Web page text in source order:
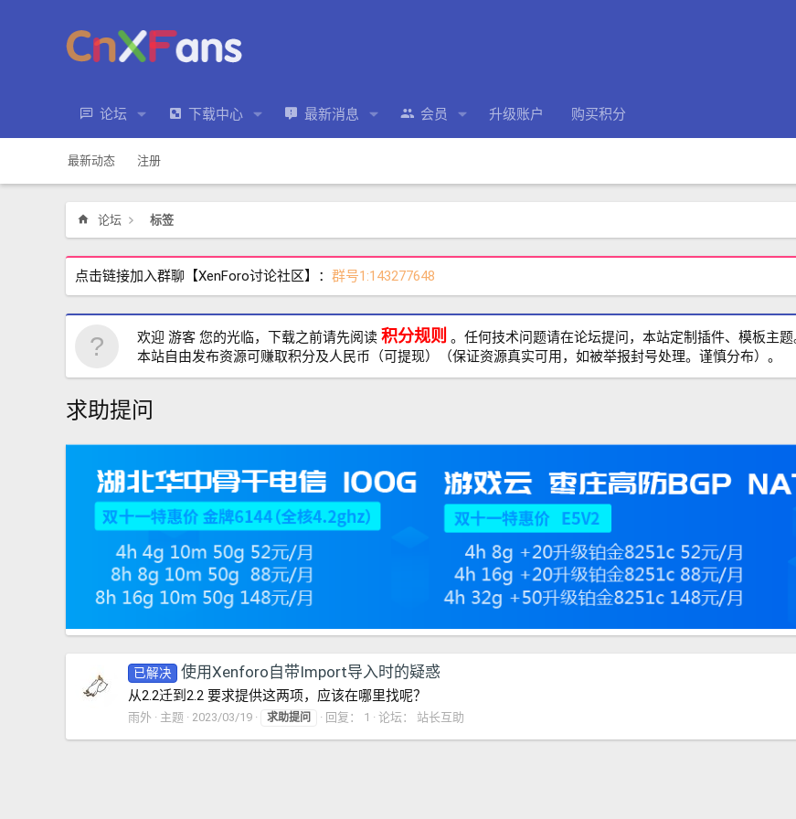
论坛 下载中心 最新消息 会员 升级账户 购买积分
最新动态 注册
论坛 标签
点击链接加入群聊【XenForo讨论社区】： 群号1:143277648
欢迎 游客 您的光临，下载之前请先阅读 积分规则 。任何技术问题请在论坛提问，本站定制插件、模板主
本站自由发布资源可赚取积分及人民币（可提现）（保证资源真实可用，如被举报封号处理。谨慎分布）。
求助提问
已解决 使用Xenforo自带Import导入时的疑惑
从2.2迁到2.2 要求提供这两项，应该在哪里找呢？
雨外 主题 2023/03/19 求助提问 回复： 1 论坛： 站长互助